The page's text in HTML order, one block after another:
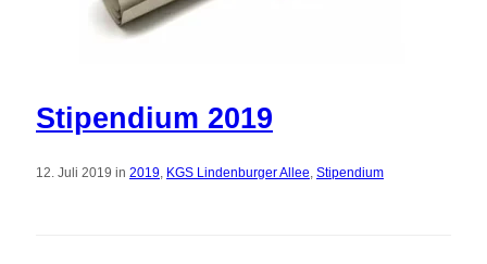
Stipendium 2019
12. Juli 2019 in 2019, KGS Lindenburger Allee, Stipendium